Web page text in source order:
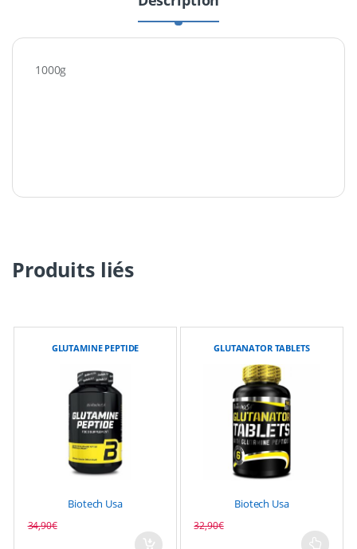
1000g
Produits liés
GLUTAMINE PEPTIDE
Biotech Usa
34,90€
Le prix initial était : 34,90€.
Le prix actuel est : 22,90€.
GLUTANATOR TABLETS
Biotech Usa
32,90€